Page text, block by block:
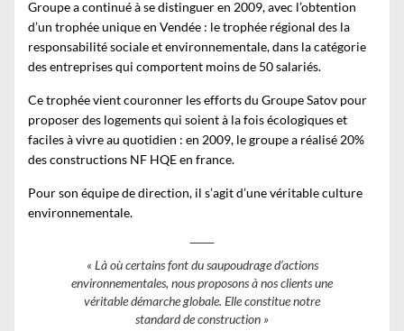
Groupe a continué à se distinguer en 2009, avec l’obtention
d’un trophée unique en Vendée : le trophée régional des la
responsabilité sociale et environnementale, dans la catégorie
des entreprises qui comportent moins de 50 salariés.
Ce trophée vient couronner les efforts du Groupe Satov pour
proposer des logements qui soient à la fois écologiques et
faciles à vivre au quotidien : en 2009, le groupe a réalisé 20%
des constructions NF HQE en france.
Pour son équipe de direction, il s’agit d’une véritable culture
environnementale.
« Là où certains font du saupoudrage d’actions
environnementales, nous proposons à nos clients une
véritable démarche globale. Elle constitue notre
standard de construction »